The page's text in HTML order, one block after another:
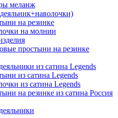
меланж
на резинке
на молнии
простыни на резинке
из сатина Legends
из сатина Legends
из сатина Legends
на резинке из сатина Россия